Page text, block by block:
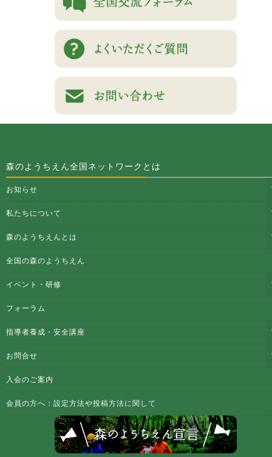
森のようちえん全国ネットワークとは
お知らせ
私たちについて
森のようちえんとは
全国の森のようちえん
イベント・研修
フォーラム
指導者養成・安全講座
お問合せ
入会のご案内
会員の方へ：設定方法や投稿方法に関して